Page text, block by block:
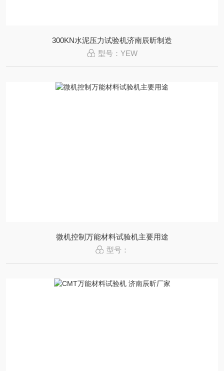
300KN水泥压力试验机济南辰昕制造
型号：YEW
微机控制万能材料试验机主要用途
型号：